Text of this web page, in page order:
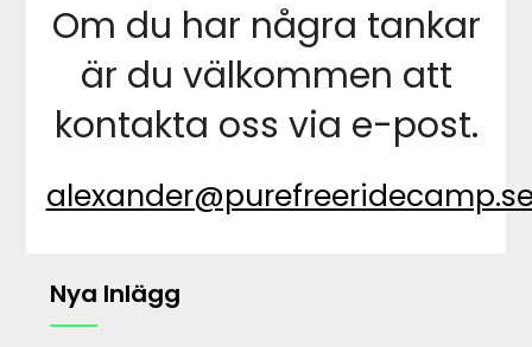
Om du har några tankar
är du välkommen att
kontakta oss via e-post.
Nya Inlägg